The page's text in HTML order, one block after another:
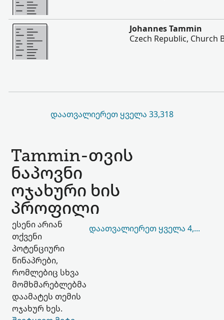
შევიტყოთ მეტი
Johannes Tammin
Czech Republic, Church
ᲓᲐᲐᲗᲕᲐᲚᲘᲔᲠᲔᲗ ᲧᲕᲔᲚᲐ 33,318
Tammin-თვის
ნაპოვნი
ოჯახური ხის
პროფილი
ესენი არიან
თქვენი
პოტენციური
წინაპრები,
რომლებიც სხვა
მომხმარებლებმა
დაამატეს თემის
ოჯახურ ხეს.
ᲓᲐᲐᲗᲕᲐᲚᲘᲔᲠᲔᲗ ᲧᲕᲔᲚᲐ 4,205